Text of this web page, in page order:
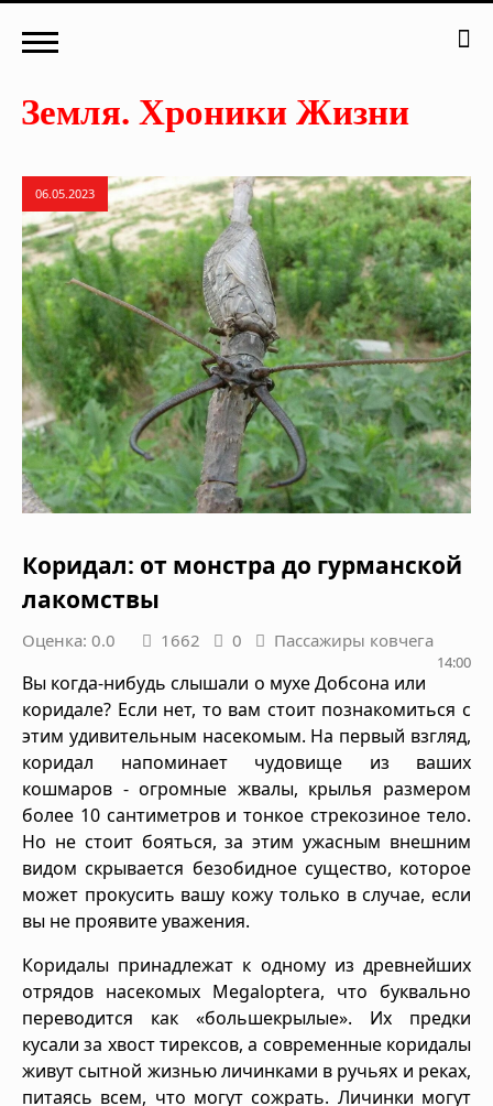
06.05.2023
Коридал: от монстра до гурманской
лакомствы
Оценка: 0.0 1662 0 Пассажиры ковчега
14:00
Вы когда-нибудь слышали о мухе Добсона или
коридале? Если нет, то вам стоит познакомиться с
этим удивительным насекомым. На первый взгляд,
коридал напоминает чудовище из ваших
кошмаров - огромные жвалы, крылья размером
более 10 сантиметров и тонкое стрекозиное тело.
Но не стоит бояться, за этим ужасным внешним
видом скрывается безобидное существо, которое
может прокусить вашу кожу только в случае, если
вы не проявите уважения.
Коридалы принадлежат к одному из древнейших
отрядов насекомых Megaloptera, что буквально
переводится как «большекрылые». Их предки
кусали за хвост тирексов, а современные коридалы
живут сытной жизнью личинками в ручьях и реках,
питаясь всем, что могут сожрать. Личинки могут